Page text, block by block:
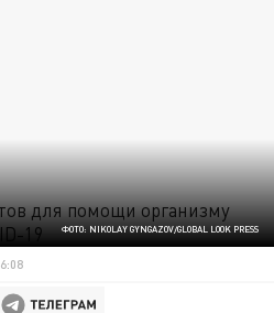
ФОТО: NIKOLAY GYNGAZOV/GLOBAL LOOK PRESS